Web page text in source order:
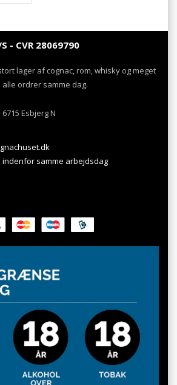
- CVR 28069790
lager af cognac, rom, whisky og meget
ordrer samme dag.
Esbjerg N
indenfor samme arbejdsdag